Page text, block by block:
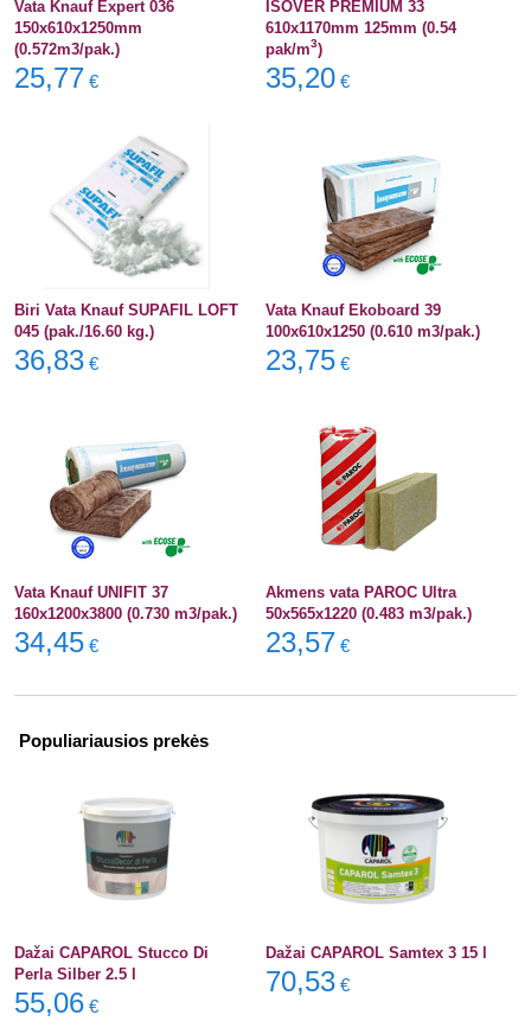
Vata Knauf Expert 036
150x610x1250mm
(0.572m3/pak.)
25,77 €
ISOVER PREMIUM 33
610x1170mm 125mm (0.54
pak/m3)
35,20 €
Biri Vata Knauf SUPAFIL LOFT
045 (pak./16.60 kg.)
36,83 €
Vata Knauf Ekoboard 39
100x610x1250 (0.610 m3/pak.)
23,75 €
Vata Knauf UNIFIT 37
160x1200x3800 (0.730 m3/pak.)
34,45 €
Akmens vata PAROC Ultra
50x565x1220 (0.483 m3/pak.)
23,57 €
Populiariausios prekės
Dažai CAPAROL Stucco Di
Perla Silber 2.5 l
55,06 €
Dažai CAPAROL Samtex 3 15 l
70,53 €